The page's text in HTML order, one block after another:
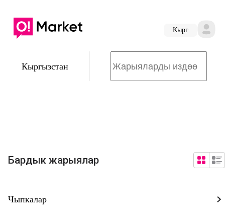
Кырг
Кыргызстан
Бардык жарыялар
Чыпкалар